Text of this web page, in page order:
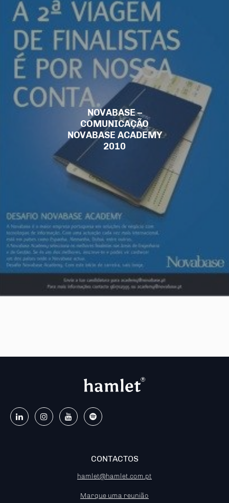
NOVABASE –
COMUNICAÇÃO
NOVABASE ACADEMY
2010
CONTACTOS
hamlet@hamlet.com.pt
Marque uma reunião